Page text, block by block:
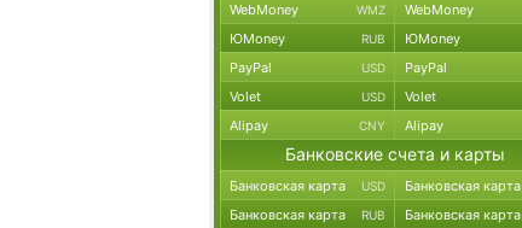
WebMoney WMZ WebMoney
ЮMoney RUB ЮMoney
PayPal USD PayPal
Volet USD Volet
Alipay CNY Alipay
Банковские счета и карты
Банковская карта USD Банковская карта
Банковская карта RUB Банковская карта